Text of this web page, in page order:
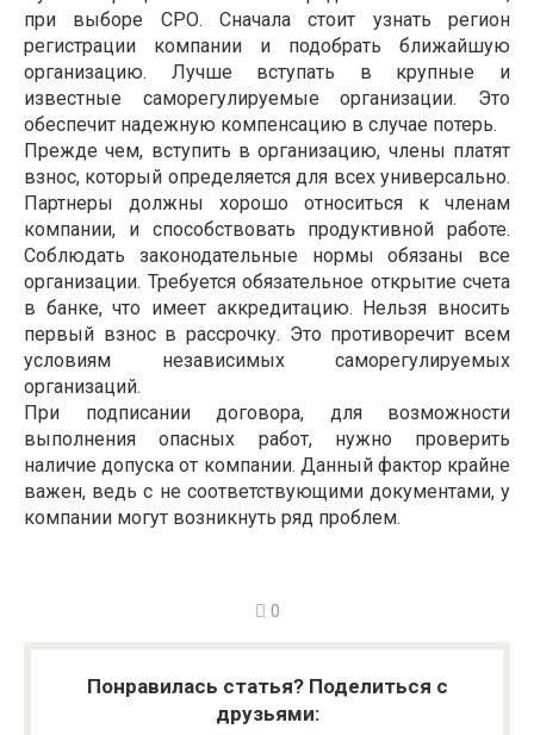
при выборе СРО. Сначала стоит узнать регион
регистрации компании и подобрать ближайшую
организацию. Лучше вступать в крупные и
известные саморегулируемые организации. Это
обеспечит надежную компенсацию в случае потерь.
Прежде чем, вступить в организацию, члены платят
взнос, который определяется для всех универсально.
Партнеры должны хорошо относиться к членам
компании, и способствовать продуктивной работе.
Соблюдать законодательные нормы обязаны все
организации. Требуется обязательное открытие счета
в банке, что имеет аккредитацию. Нельзя вносить
первый взнос в рассрочку. Это противоречит всем
условиям независимых саморегулируемых
организаций.
При подписании договора, для возможности
выполнения опасных работ, нужно проверить
наличие допуска от компании. Данный фактор крайне
важен, ведь с не соответствующими документами, у
компании могут возникнуть ряд проблем.
0
Понравилась статья? Поделиться с
друзьями: